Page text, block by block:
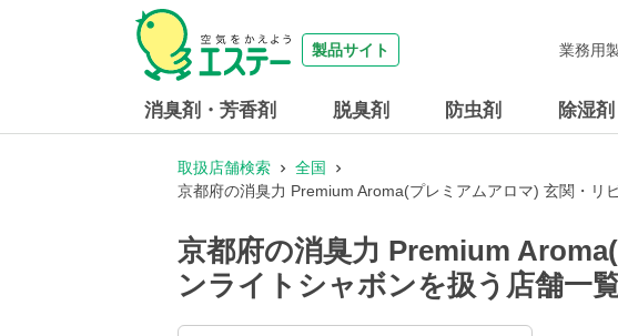
製品サイト
消臭剤・芳香剤 脱臭剤 防虫剤 除湿剤
業務用
取扱店舗検索
全国
京都府の消臭力 Premium Aroma(プレミアムアロマ) 玄関・リ
京都府の消臭力 Premium
ンライトシャボンを扱う店舗一